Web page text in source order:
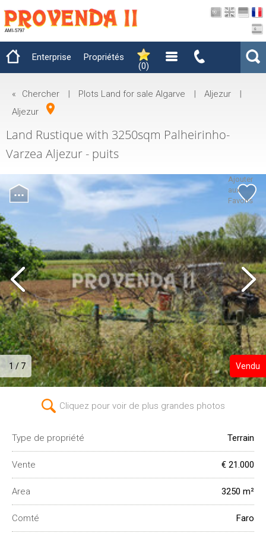
AMI-5797
Enterprise
Propriétés
(0)
« Chercher | Plots Land for sale Algarve | Aljezur
|
Aljezur
Land Rustique with 3250sqm Palheirinho-
Varzea Aljezur - puits
1 / 7 Vendu
Ajouter
aux
Favoris
Cliquez pour voir de plus grandes photos
Type de propriété Terrain
Vente € 21.000
Area 3250 m²
Comté Faro